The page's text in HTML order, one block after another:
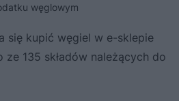
węglowym
się kupić węgiel w e-sklepie
ze 135 składów należących do